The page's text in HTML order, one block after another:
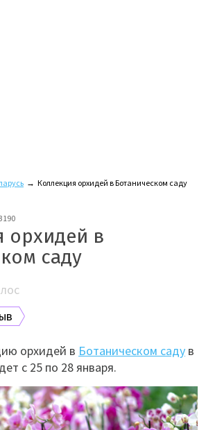
→ Коллекция орхидей в Ботаническом саду
орхидей в
саду
орхидей в Ботаническом саду в
с 25 по 28 января.